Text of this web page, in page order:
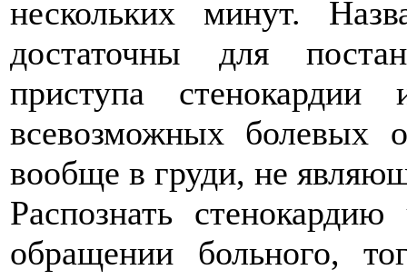
нескольких минут.
достаточны для
приступа
всевозможных болевых
вообще в груди, не
Распознать
обращении больного,